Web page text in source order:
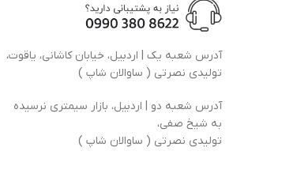
آدرس شعبه یک | اردبیل، خیابان کاشانی، یاقوت،
تولیدی نصرتی ( ساوالان شاپ )
آدرس شعبه دو | اردبیل، بازار سیمتری نرسیده
به شیخ صفی،
تولیدی نصرتی ( ساوالان شاپ )